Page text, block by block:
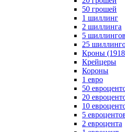
50 грошей
1 шиллинг
2 шиллинга
5 шиллингов
25
Кроны
Крейцеры
Короны
1 евро
50
20
10
5
2 евроцента